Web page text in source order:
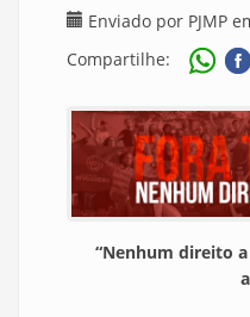
Enviado por PJMP
Compartilhe:
“Nenhum direito